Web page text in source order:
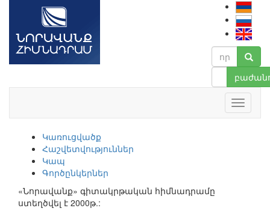
Կառուցվածք
Հաշվետվություններ
Կապ
Գործընկերներ
«Նորավանք» գիտակրթական հիմնադրամը
ստեղծվել է 2000թ.: